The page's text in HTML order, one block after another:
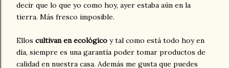
decir que lo que yo como hoy, ayer estaba aún en la
tierra. Más fresco imposible.
Ellos cultivan en ecológico y tal como está todo hoy en
día, siempre es una garantía poder tomar productos de
calidad en nuestra casa. Además me gusta que puedes